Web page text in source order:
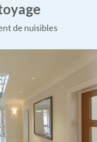
de nuisibles